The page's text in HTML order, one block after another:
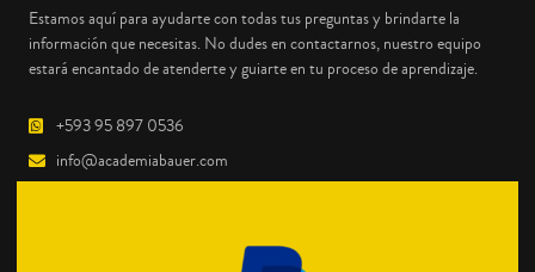
Estamos aquí para ayudarte con todas tus preguntas y brindarte la
información que necesitas. No dudes en contactarnos, nuestro equipo
estará encantado de atenderte y guiarte en tu proceso de aprendizaje.
+593 95 897 0536
info@academiabauer.com